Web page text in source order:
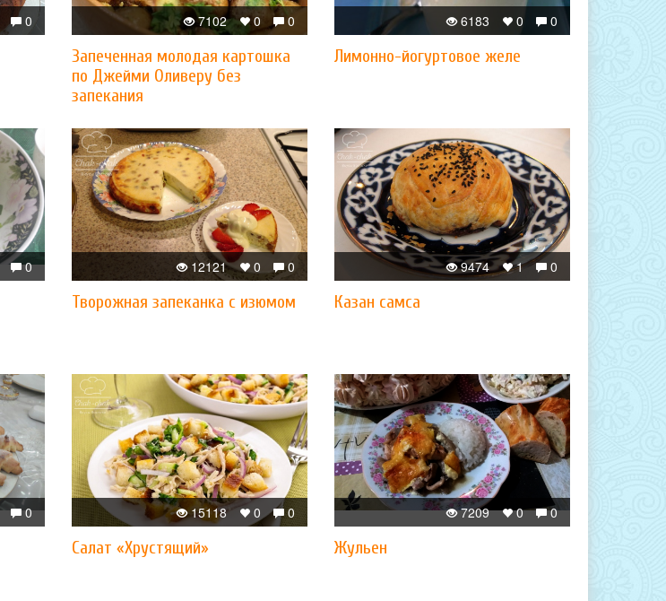
0 0
0
7102
Запеченная молодая картошка
по Джейми Оливеру без
запекания
0
0
6183
Лимонно-йогуртовое желе
0 0
0
12121
Творожная запеканка с изюмом
0
1
9474
Казан самса
0 0
0
15118
Салат «Хрустящий»
0
0
7209
Жульен